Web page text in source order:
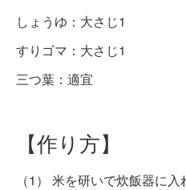
しょうゆ：大さじ1
すりゴマ：大さじ1
三つ葉：適宜
【作り方】
（1） 米を研いで炊飯器に